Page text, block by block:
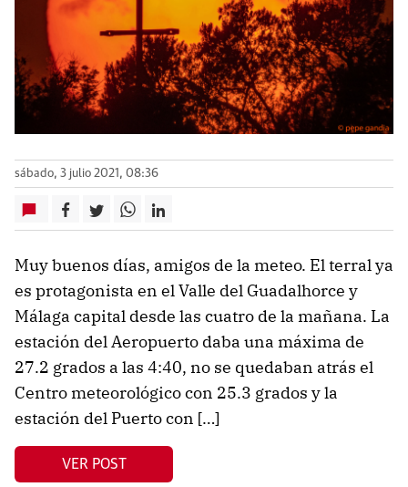
sábado, 3 julio 2021, 08:36
Muy buenos días, amigos de la meteo. El terral ya
es protagonista en el Valle del Guadalhorce y
Málaga capital desde las cuatro de la mañana. La
estación del Aeropuerto daba una máxima de
27.2 grados a las 4:40, no se quedaban atrás el
Centro meteorológico con 25.3 grados y la
estación del Puerto con […]
VER POST